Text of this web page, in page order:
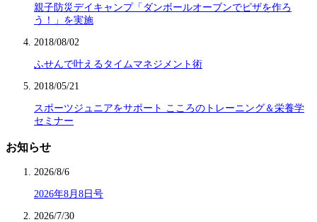
親子防災デイキャンプ「ダンボールオーブンでピザを作ろ
う！」を実施
2018/08/02
ふせんで叶えるタイムマネジメント術
2018/05/21
スポーツジュニアをサポート こころのトレーニング＆栄養学
セミナー
お知らせ
2026/8/6
2026年8月8日号
2026/7/30